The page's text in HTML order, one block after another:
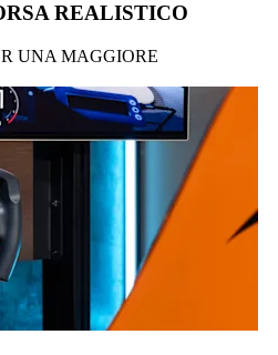
REALISTICO
UNA MAGGIORE